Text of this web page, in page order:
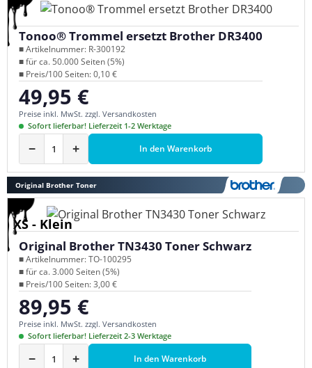
Tonoo® Trommel ersetzt Brother DR3400
■ Artikelnummer: R-300192
■ für ca. 50.000 Seiten (5%)
■ Preis/100 Seiten: 0,10 €
Regulärer Preis:
49,95 €
Preise inkl. MwSt. zzgl. Versandkosten
Sofort lieferbar! Lieferzeit 1-2 Werktage
− + In den Warenkorb
Original Brother Toner
XS - Klein
Original Brother TN3430 Toner Schwarz
■ Artikelnummer: TO-100295
■ für ca. 3.000 Seiten (5%)
■ Preis/100 Seiten: 3,00 €
Regulärer Preis:
89,95 €
Preise inkl. MwSt. zzgl. Versandkosten
Sofort lieferbar! Lieferzeit 2-3 Werktage
− + In den Warenkorb